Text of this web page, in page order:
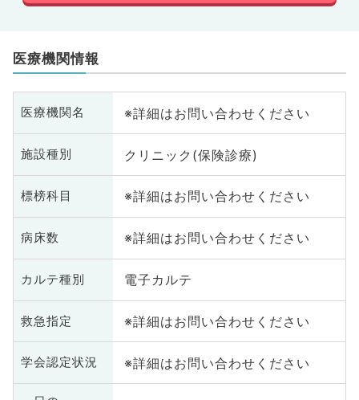
医療機関情報
医療機関名 ※詳細はお問い合わせください
施設種別 クリニック(保険診療)
標榜科目 ※詳細はお問い合わせください
病床数 ※詳細はお問い合わせください
カルテ種別 電子カルテ
救急指定 ※詳細はお問い合わせください
学会認定状況 ※詳細はお問い合わせください